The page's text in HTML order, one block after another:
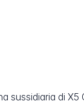
sussidiaria di